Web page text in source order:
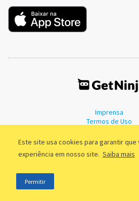
Este site usa cookies para garantir
experiência em nosso site. Saiba mais
Permitir
Imprensa
Termos de Uso
©2011 - 2026, GetNinjas LTDA. CNPJ
Fernandes Coelho, 85 - 3º andar -